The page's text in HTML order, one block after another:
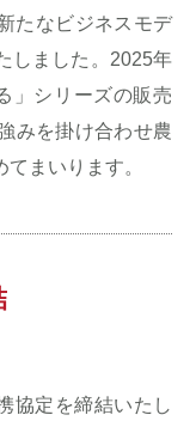
たなビジネスモデ
しました。2025年
」シリーズの販売
みを掛け合わせ農
まいります。
協定を締結いたし